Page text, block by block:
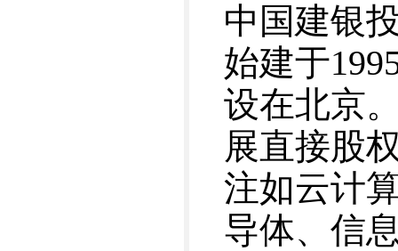
中国建银
始建于
设在北京
展直接股
注如云计
导体、信